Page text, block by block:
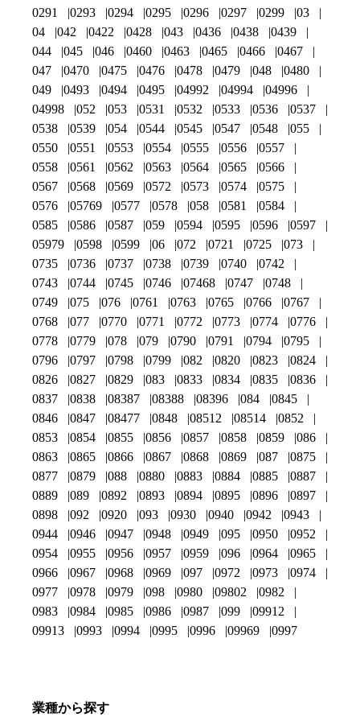
0291
0293 0294 0295 0296 0297 0299
03
04
042 0422 0428 043 0436 0438
0439
044
045 046 0460 0463 0465 0466
0467
047
0470 0475 0476 0478 0479 048
0480
049
0493 0494 0495 04992 04994
04996
04998
052 053 0531 0532 0533 0536
0537
0538
0539 054 0544 0545 0547 0548
055
0550
0551 0553 0554 0555 0556
0557
0558
0561 0562 0563 0564 0565
0566
0567
0568 0569 0572 0573 0574
0575
0576
05769 0577 0578 058 0581
0584
0585
0586 0587 059 0594 0595 0596
0597
05979
0598 0599 06 072 0721 0725
073
0735
0736 0737 0738 0739 0740
0742
0743
0744 0745 0746 07468 0747
0748
0749
075 076 0761 0763 0765 0766
0767
0768
077 0770 0771 0772 0773 0774
0776
0778
0779 078 079 0790 0791 0794
0795
0796
0797 0798 0799 082 0820 0823
0824
0826
0827 0829 083 0833 0834 0835
0836
0837
0838 08387 08388 08396 084
0845
0846
0847 08477 0848 08512 08514
0852
0853
0854 0855 0856 0857 0858 0859
086
0863
0865 0866 0867 0868 0869 087
0875
0877
0879 088 0880 0883 0884 0885
0887
0889
089 0892 0893 0894 0895 0896
0897
0898
092 0920 093 0930 0940 0942
0943
0944
0946 0947 0948 0949 095 0950
0952
0954
0955 0956 0957 0959 096 0964
0965
0966
0967 0968 0969 097 0972 0973
0974
0977
0978 0979 098 0980 09802
0982
0983
0984 0985 0986 0987 099
09912
09913
0993 0994 0995 0996 09969 0997
業種から探す